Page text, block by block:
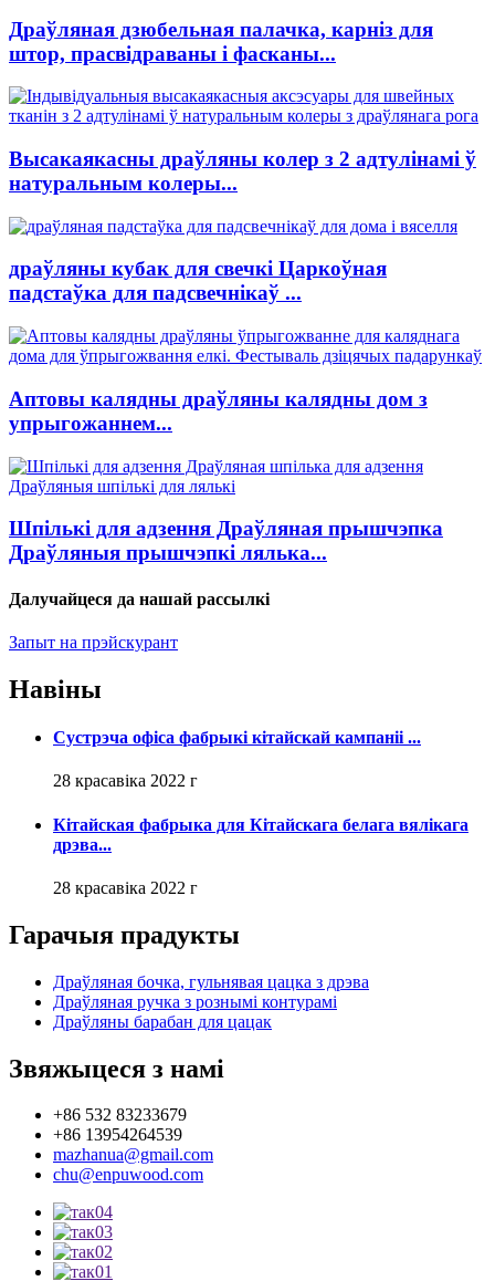
Драўляная дзюбельная палачка, карніз для
штор, прасвідраваны і фасканы...
Высакаякасны драўляны колер з 2 адтулінамі ў
натуральным колеры...
драўляны кубак для свечкі Царкоўная
падстаўка для падсвечнікаў ...
Аптовы калядны драўляны калядны дом з
упрыгожаннем...
Шпількі для адзення Драўляная прышчэпка
Драўляныя прышчэпкі лялька...
Далучайцеся да нашай рассылкі
Запыт на прэйскурант
Навіны
Сустрэча офіса фабрыкі кітайскай кампаніі ...
28 красавіка 2022 г
Кітайская фабрыка для Кітайскага белага вялікага
дрэва...
28 красавіка 2022 г
Гарачыя прадукты
Драўляная бочка, гульнявая цацка з дрэва
Драўляная ручка з рознымі контурамі
Драўляны барабан для цацак
Звяжыцеся з намі
+86 532 83233679
+86 13954264539
mazhanua@gmail.com
chu@enpuwood.com